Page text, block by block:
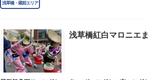
浅草橋・蔵前エリア
浅草橋紅白マロニエ